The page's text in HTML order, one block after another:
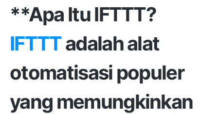
**Apa Itu IFTTT?
IFTTTadalah alat
otomatisasi populer
yang memungkinkan